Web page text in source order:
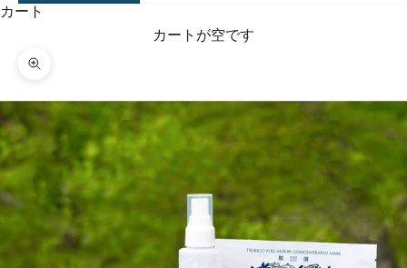
カート
カートが空です
ズームイン